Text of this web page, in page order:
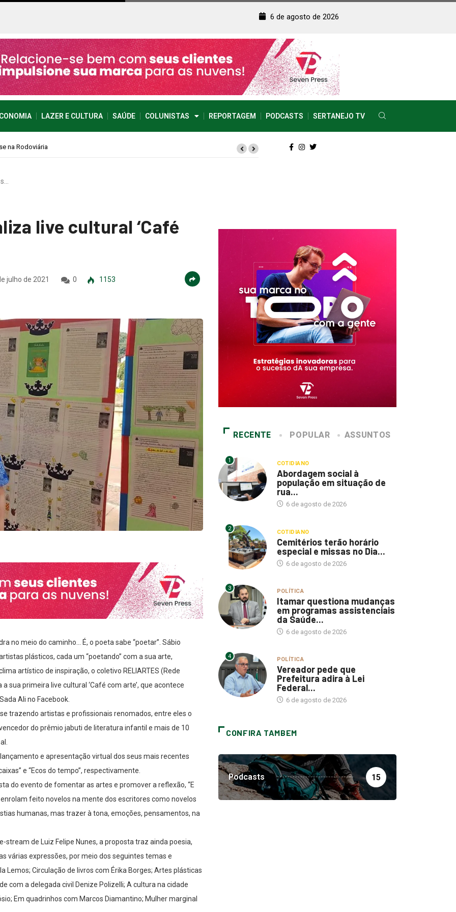
6 de agosto de 2026
LAZER E CULTURA SAÚDE COLUNISTAS REPORTAGEM PODCASTS SERTANEJO TV
live cultural ‘Café
julho de 2021 0 1153
no meio do caminho… É, o poeta sabe “poetar”. Sábio
plásticos, cada um “poetando” com a sua arte,
artístico de inspiração, o coletivo RELIARTES (Rede
sua primeira live cultural ‘Café com arte’, que acontece
Ali no Facebook.
trazendo artistas e profissionais renomados, entre eles o
do prêmio jabuti de literatura infantil e mais de 10
e apresentação virtual dos seus mais recentes
e “Ecos do tempo”, respectivamente.
do evento de fomentar as artes e promover a reflexão, “E
feito novelos na mente dos escritores como novelos
humanas, mas trazer à tona, emoções, pensamentos, na
stream de Luiz Felipe Nunes, a proposta traz ainda poesia,
várias expressões, por meio dos seguintes temas e
Circulação de livros com Érika Borges; Artes plásticas
com a delegada civil Denize Polizelli; A cultura na cidade
Em quadrinhos com Marcos Diamantino; Mulher marginal
RECENTE POPULAR ASSUNTOS
1 COTIDIANO
Abordagem social à
população em situação de
rua...
6 de agosto de 2026
2 COTIDIANO
Cemitérios terão horário
especial e missas no Dia...
6 de agosto de 2026
3 POLÍTICA
Itamar questiona mudanças
em programas assistenciais
da Saúde...
6 de agosto de 2026
4 POLÍTICA
Vereador pede que
Prefeitura adira à Lei
Federal...
6 de agosto de 2026
CONFIRA TAMBEM
Podcasts 15